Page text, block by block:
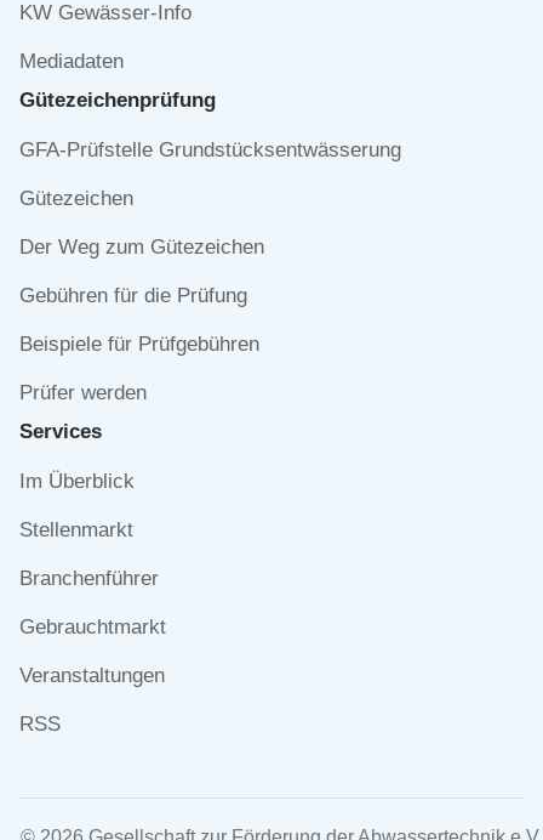
KW Gewässer-Info
Mediadaten
Gütezeichen­prüfung
Navigation
GFA-Prüfstelle Grundstücksentwässerung
Gütezeichen
Der Weg zum Gütezeichen
Gebühren für die Prüfung
Beispiele für Prüfgebühren
Prüfer werden
Services
Navigation
Im Überblick
Stellenmarkt
Branchenführer
Gebrauchtmarkt
Veranstaltungen
RSS